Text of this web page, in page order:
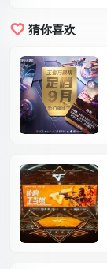
猜你喜欢